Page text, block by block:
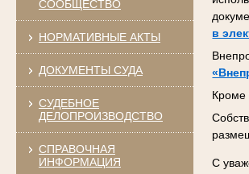
СООБЩЕСТВО
НОРМАТИВНЫЕ АКТЫ
ДОКУМЕНТЫ СУДА
СУДЕБНОЕ
ДЕЛОПРОИЗВОДСТВО
СПРАВОЧНАЯ
ИНФОРМАЦИЯ
в
Кроме
С